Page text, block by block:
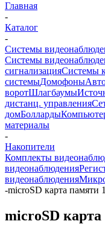
Главная
-
Каталог
-
Системы
Системы
сигнализацияСистемы
системыДомофоны
воротШлагбаумы
дистанц. управления
домБолларды
материалы
-
Накопители
Комплекты
видеонаблюдения
видеонаблюдения
-microSD карта памяти
microSD